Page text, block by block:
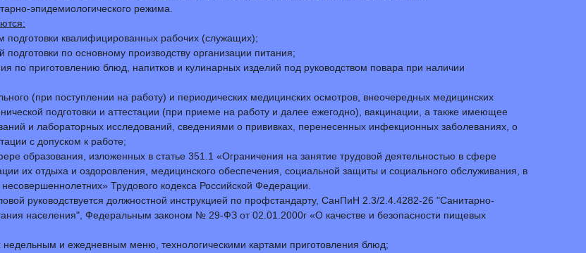
эпидемиологического режима.
квалифицированных рабочих (служащих);
по основному производству организации питания;
по приготовлению блюд, напитков и кулинарных изделий под руководством повара при наличии
(при поступлении на работу) и периодических медицинских осмотров, внеочередных медицинских
подготовки и аттестации (при приеме на работу и далее ежегодно), вакцинации, а также имеющее
и лабораторных исследований, сведениями о прививках, перенесенных инфекционных заболеваниях, о
с допуском к работе;
образования, изложенных в статье 351.1 «Ограничения на занятие трудовой деятельностью в сфере
их отдыха и оздоровления, медицинского обеспечения, социальной защиты и социального обслуживания, в
Трудового кодекса Российской Федерации.
руководствуется должностной инструкцией по профстандарту, СанПиН 2.3/2.4.4282-26 "Санитарно-
населения", Федеральным законом № 29-ФЗ от 02.01.2000г «О качестве и безопасности пищевых
и ежедневным меню, технологическими картами приготовления блюд;